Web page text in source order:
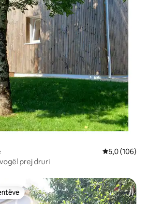
Vlerësimi
5,0 (106)
prej druri
të klientëve